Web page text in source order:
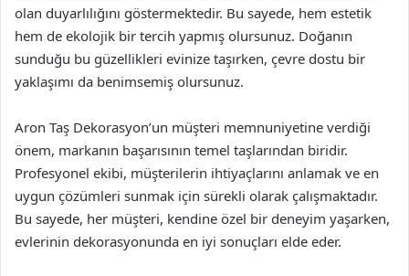
olan duyarlılığını göstermektedir. Bu sayede, hem estetik
hem de ekolojik bir tercih yapmış olursunuz. Doğanın
sunduğu bu güzellikleri evinize taşırken, çevre dostu bir
yaklaşımı da benimsemiş olursunuz.
Aron Taş Dekorasyon’un müşteri memnuniyetine verdiği
önem, markanın başarısının temel taşlarından biridir.
Profesyonel ekibi, müşterilerin ihtiyaçlarını anlamak ve en
uygun çözümleri sunmak için sürekli olarak çalışmaktadır.
Bu sayede, her müşteri, kendine özel bir deneyim yaşarken,
evlerinin dekorasyonunda en iyi sonuçları elde eder.